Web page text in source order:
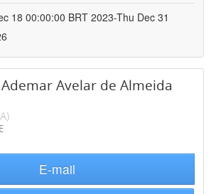
18 00:00:00 BRT 2023-Thu Dec 31
Ademar Avelar de Almeida
E-mail